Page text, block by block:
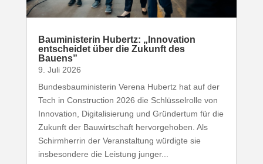
Baumi­nis­terin Hubertz: „Inno­vation
entscheidet über die Zukunft des
Bauens”
9. Juli 2026
Bundesbauministerin Verena Hubertz hat auf der
Tech in Construction 2026 die Schlüsselrolle von
Innovation, Digitalisierung und Gründertum für die
Zukunft der Bauwirtschaft hervorgehoben. Als
Schirmherrin der Veranstaltung würdigte sie
insbesondere die Leistung junger...